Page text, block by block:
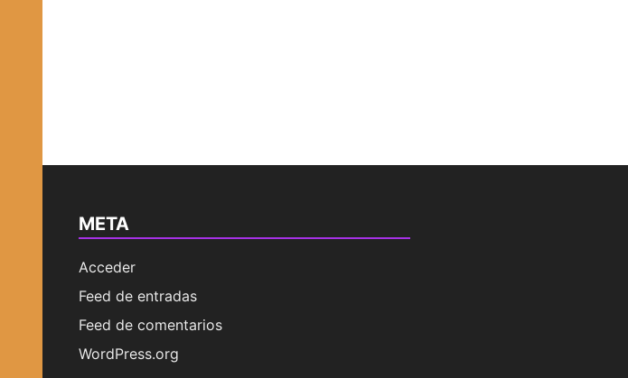
META
Acceder
Feed de entradas
Feed de comentarios
WordPress.org